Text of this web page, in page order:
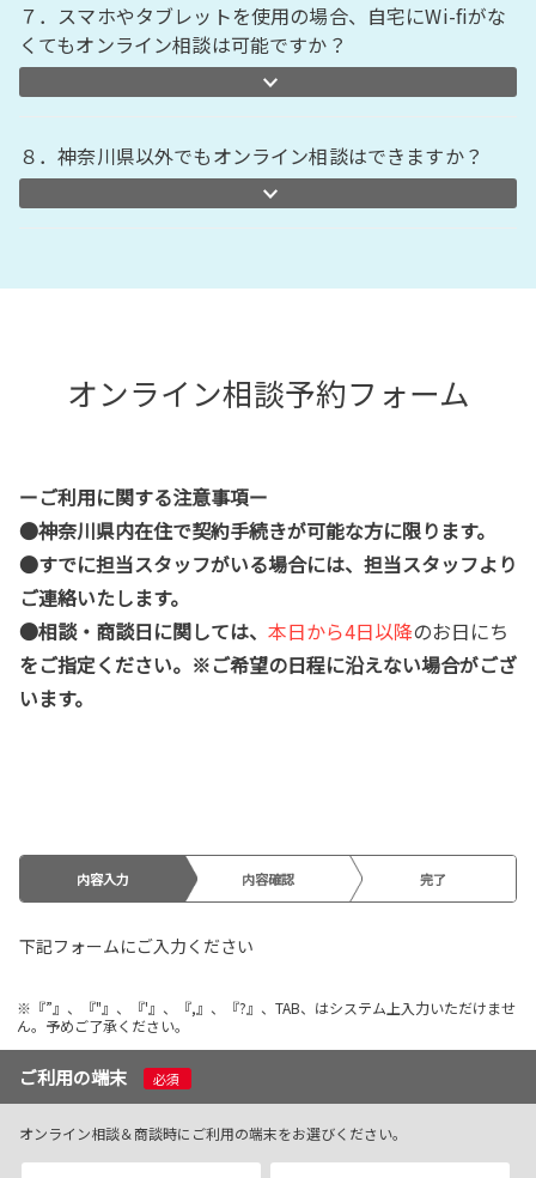
７．スマホやタブレットを使用の場合、自宅にWi-fiがな
くてもオンライン相談は可能ですか？
８．神奈川県以外でもオンライン相談はできますか？
オンライン相談予約フォーム
ーご利用に関する注意事項ー
●神奈川県内在住で契約手続きが可能な方に限ります。
●すでに担当スタッフがいる場合には、担当スタッフより
ご連絡いたします。
●相談・商談日に関しては、 本日から4日以降のお日にち
をご指定ください。※ご希望の日程に沿えない場合がござ
います。
内容入力 内容確認 完了
下記フォームにご入力ください
※『”』、『"』、『'』、『,』、『?』、TAB、はシステム上入力いただけませ
ん。予めご了承ください。
ご利用の端末 必須
オンライン相談＆商談時にご利用の端末をお選びください。